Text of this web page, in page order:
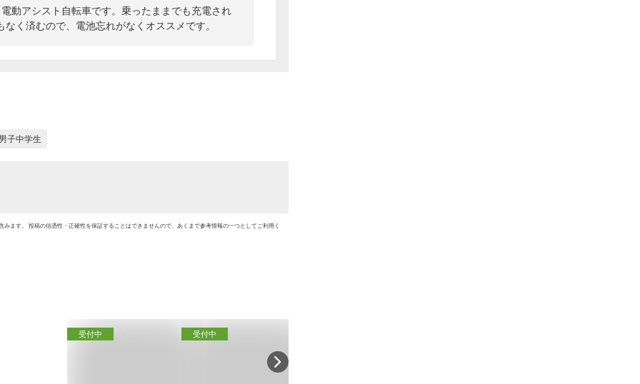
動アシスト自転車です。乗ったままでも充電され
く済むので、電池忘れがなくオススメです。
子中学生
ます。 投稿の信憑性・正確性を保証することはできませんので、あくまで参考情報の一つとしてご利用く
受付中 受付中